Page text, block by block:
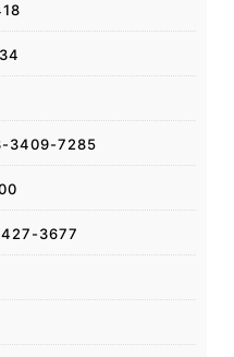
3409-7285
3677